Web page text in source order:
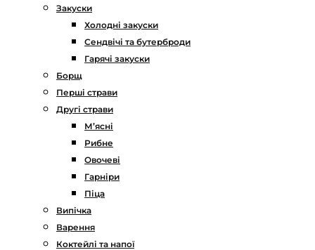
Закуски
Холодні закуски
Сендвічі та бутерброди
Гарячі закуски
Борщ
Перші страви
Другі страви
М’ясні
Рибне
Овочеві
Гарніри
Піца
Випічка
Варення
Коктейлі та напої